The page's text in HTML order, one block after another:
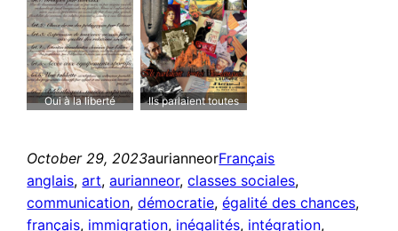
Oui à la liberté
Ils parlaient toutes
October 29, 2023aurianneorFrançais
anglais, art, aurianneor, classes sociales
communication, démocratie, égalité des chances
français, immigration, inégalités, intégration